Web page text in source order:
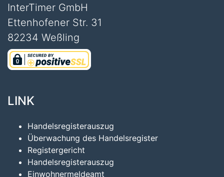
InterTimer GmbH
Ettenhofener Str. 31
82234 Weßling
LINK
Handelsregisterauszug
Überwachung des Handelsregister
Registergericht
Handelsregisterauszug
Einwohnermeldeamt